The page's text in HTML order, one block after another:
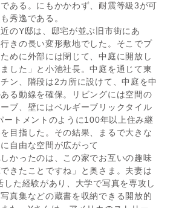
ある。にもかかわず、耐震等級3が可
秀逸である。
近のY邸は、邸宅が並ぶ旧市街にあ
きの長い変形敷地でした。そこでプ
めに外部には閉じて、中庭に開放し
した」と小池社長。中庭を通じて東
ン、階段は2カ所に設けて、中庭を中
る動線を確保。リビングには空間の
ブ、壁にはベルギーブリックタイル
ートメントのように100年以上住み継
目指した。その結果、まるで大きな
自由な空間が広がって
かったのは、この家でお互いの趣味
きたことですね」と奥さま。夫妻は
した経験があり、大学で写真を専攻し
真集などの蔵書を収納できる開放的